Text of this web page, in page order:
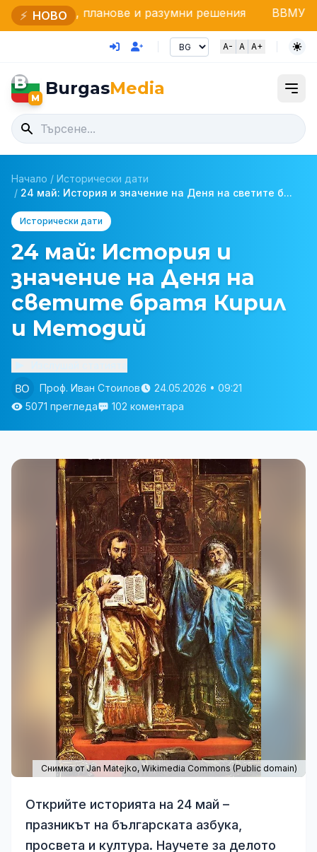
⚡ НОВОи разумни решения ВВМУ „Н. Й.
A- A A+
B
M BurgasMedia
Начало / Исторически дати
/ 24 май: История и значение на Деня на светите б...
Исторически дати
24 май: История и
значение на Деня на
светите братя Кирил
и Методий
Проф. Иван Стоилов
24.05.2026 • 09:21
5071 прегледа
102 коментара
Снимка от Jan Matejko, Wikimedia Commons(Public domain)
Открийте историята на 24 май –
празникът на българската азбука,
просвета и култура. Научете за делото